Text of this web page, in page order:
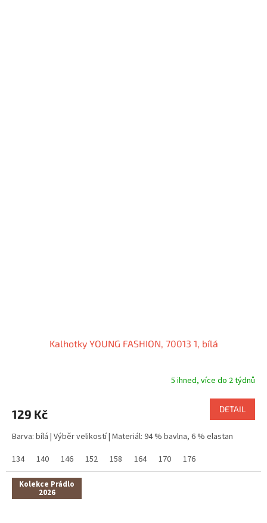
Kalhotky YOUNG FASHION, 70013 1, bílá
5 ihned, více do 2 týdnů
129 Kč DETAIL
Barva: bílá | Výběr velikostí | Materiál: 94 % bavlna, 6 % elastan
134
140 146 152 158 164 170 176
Kolekce Prádlo
2026